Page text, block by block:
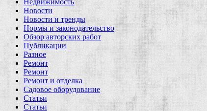
Новости
Новости и тренды
Нормы и законодательство
Обзор авторских работ
Публикации
Разное
Ремонт
Ремонт
Ремонт и отделка
Садовое оборудование
Статьи
Статьи